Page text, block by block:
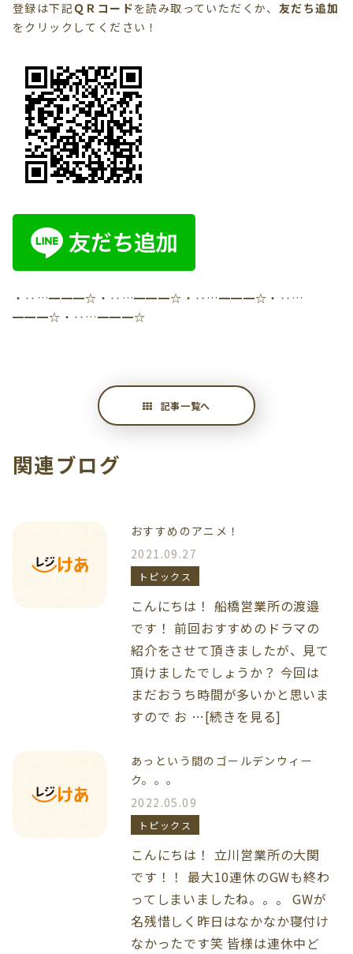
登録は下記ＱＲコードを読み取っていただくか、 友だち追加
をクリック してください！
・‥…━━━☆・‥…━━━☆・‥…━━━☆・‥…
━━━☆・‥…━━━☆
記事一覧へ
関連ブログ
おすすめのアニメ！
2021.09.27
トピックス
こんにちは！ 船橋営業所の渡邉
です！ 前回おすすめのドラマの
紹介をさせて頂きましたが、見て
頂けましたでしょうか？ 今回は
まだおうち時間が多いかと思いま
すので お …[続きを見る]
あっという間のゴールデンウィー
ク。。。
2022.05.09
トピックス
こんにちは！ 立川営業所の大関
です！！ 最大10連休のGWも終わ
ってしまいましたね。。。 GWが
名残惜しく昨日はなかなか寝付け
なかったです笑 皆様は連休中ど